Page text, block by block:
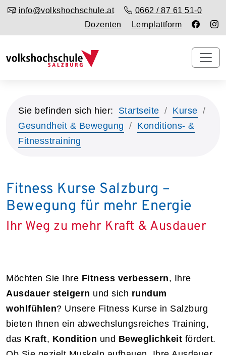
info@volkshochschule.at
0662 / 87 61 51-0
Dozenten
Lernplattform
Sie befinden sich hier: Startseite
Kurse
Gesundheit & Bewegung
Konditions- &
Fitnesstraining
Fitness Kurse Salzburg –
Bewegung für mehr Energie
Ihr Weg zu mehr Kraft & Ausdauer
Möchten Sie Ihre Fitness verbessern, Ihre
Ausdauer steigern und sich rundum
wohlfühlen? Unsere Fitness Kurse in Salzburg
bieten Ihnen ein abwechslungsreiches Training,
das Kraft, Kondition und Beweglichkeit fördert.